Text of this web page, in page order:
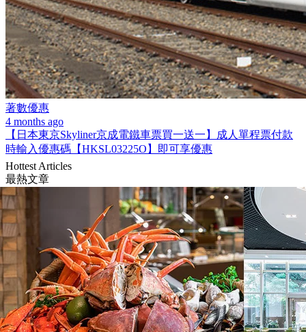
著數優惠
4 months ago
【日本東京Skyliner京成電鐵車票買一送一】成人單程票付款
時輸入優惠碼【HKSL03225O】即可享優惠
Hottest Articles
最熱文章